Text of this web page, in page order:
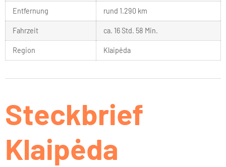
Entfernung rund 1.290 km
Fahrzeit ca. 16 Std. 58 Min.
Region Klaipėda
Steckbrief
Klaipėda